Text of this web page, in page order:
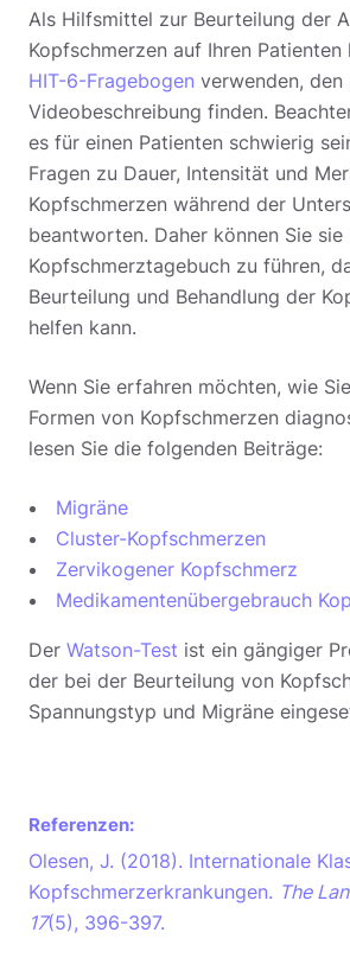
Als Hilfsmittel zur Beurteilung der
Kopfschmerzen auf Ihren Patienten
HIT-6-Fragebogen verwenden, den
Videobeschreibung finden.
es für einen Patienten schwierig
Fragen zu Dauer, Intensität und
Kopfschmerzen während der
beantworten. Daher können Sie sie
Kopfschmerztagebuch zu führen,
Beurteilung und Behandlung der
helfen kann.
Wenn Sie erfahren möchten, wie
Formen von Kopfschmerzen
lesen Sie die folgenden Beiträge:
Migräne
Cluster-Kopfschmerzen
Zervikogener Kopfschmerz
Medikamentenübergebrauch
Der Watson-Test ist ein gängiger
der bei der Beurteilung von
Spannungstyp und Migräne
Referenzen:
Olesen, J. (2018). Internationale
Kopfschmerzerkrankungen. The
17(5), 396-397.